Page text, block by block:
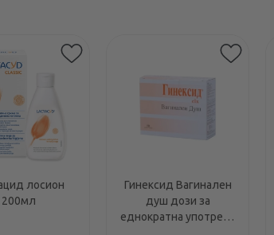
лосион
200мл
Гинексид Вагинален
душ дози за
еднократна употреба